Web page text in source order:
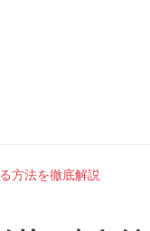
方法を徹底解説